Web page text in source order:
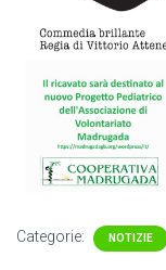
Categorie: NOTIZIE